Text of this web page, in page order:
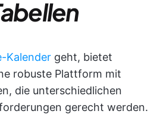
Kalender geht, bietet
robuste Plattform mit
die unterschiedlichen
gerecht werden.